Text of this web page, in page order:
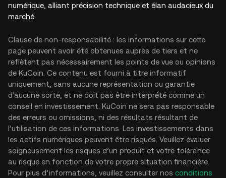
numérique, alliant précision technique et élan audacieux du
marché.
Clause de non-responsabilité : les informations sur cette
page peuvent avoir été obtenues auprès de tiers et ne
reflètent pas nécessairement les points de vue ou opinions
de KuCoin. Ce contenu est fourni à titre informatif
uniquement, sans aucune représentation ou garantie
d’aucune sorte, et ne doit pas être interprété comme un
conseil en investissement. KuCoin ne sera pas responsable
des erreurs ou omissions, ni des résultats résultant de
l’utilisation de ces informations. Les investissements dans
les actifs numériques peuvent être risqués. Veuillez évaluer
soigneusement les risques d’un produit et votre tolérance
au risque en fonction de votre propre situation financière.
Pour plus d’informations, veuillez consulter nos conditions